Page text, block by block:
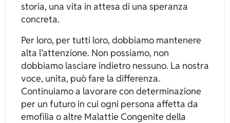
storia, una vita in attesa di una speranza
concreta.
Per loro, per tutti loro, dobbiamo mantenere
alta l’attenzione. Non possiamo, non
dobbiamo lasciare indietro nessuno. La nostra
voce, unita, può fare la differenza.
Continuiamo a lavorare con determinazione
per un futuro in cui ogni persona affetta da
emofilia o altre Malattie Congenite della